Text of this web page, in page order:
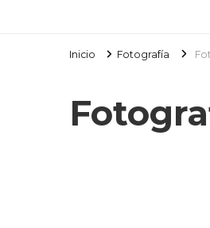
Inicio Fotografía